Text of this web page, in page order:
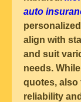
auto
align with
and suit
needs.
quotes, also
reliability